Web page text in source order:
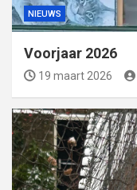
NIEUWS
Voorjaar 2026
19 maart 2026